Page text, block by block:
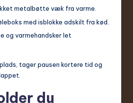
metalbøtte væk fra varme.
med isblokke adskilt fra kød.
og varmehandsker let
tager pausen kortere tid og
du